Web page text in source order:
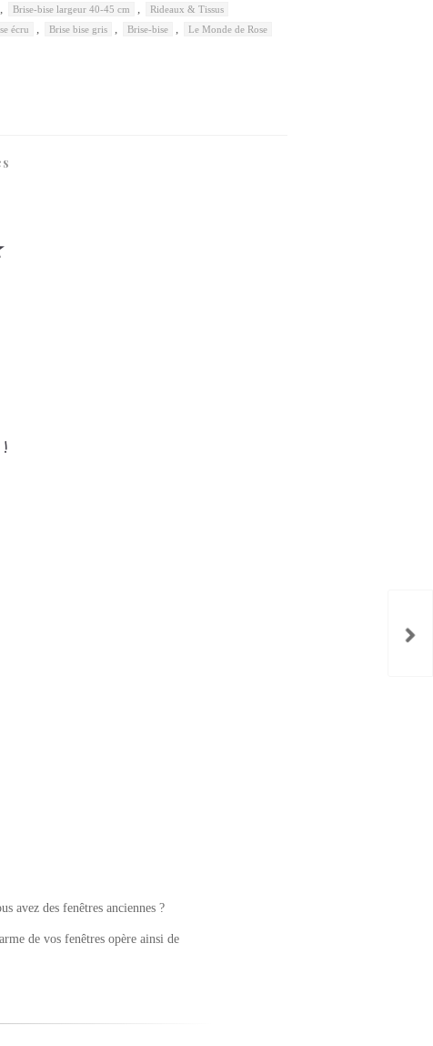
, Brise-bise largeur 40-45 cm ,
Rideaux & Tissus
écru , Brise bise gris , Brise-bise , Le Monde de Rose
avez des fenêtres anciennes ?
de vos fenêtres opère ainsi de